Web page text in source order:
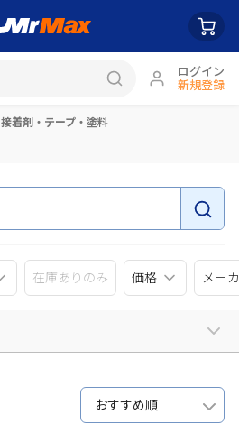
ログイン
新規登録
接着剤・テープ・塗料
在庫ありのみ 価格 メー
おすすめ順